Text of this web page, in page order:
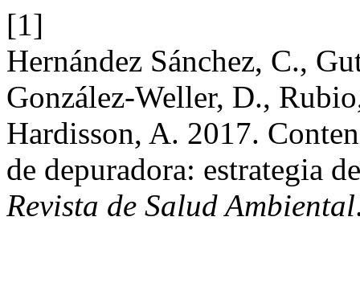
[1]
Hernández Sánchez, C.,
González-Weller, D.,
Hardisson, A. 2017.
de depuradora: estrategia
Revista de Salud Ambiental